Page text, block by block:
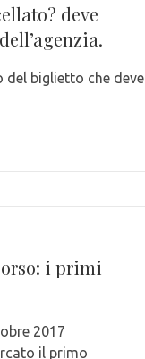
deve
del biglietto che deve
i primi
2017
il primo